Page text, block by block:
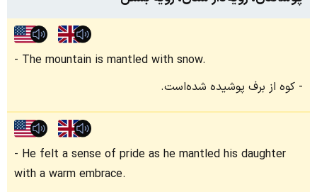
The mountain is mantled with snow.
کوه از برف پوشیده شده‌است.
He felt a sense of pride as he mantled his daughter
with a warm embrace.